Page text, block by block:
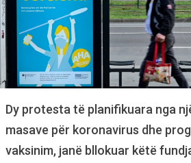
Dy protesta të planifikuara nga
masave për koronavirus dhe
vaksinim, janë bllokuar këtë